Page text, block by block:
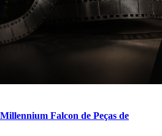
Falcon de Peças de